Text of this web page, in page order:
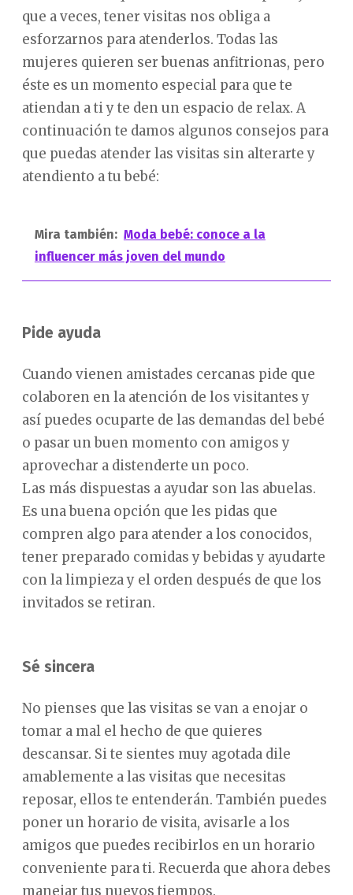
que a veces, tener visitas nos obliga a
esforzarnos para atenderlos. Todas las
mujeres quieren ser buenas anfitrionas, pero
éste es un momento especial para que te
atiendan a ti y te den un espacio de relax. A
continuación te damos algunos consejos para
que puedas atender las visitas sin alterarte y
atendiento a tu bebé:
Mira también: Moda bebé: conoce a la
influencer más joven del mundo
Pide ayuda
Cuando vienen amistades cercanas pide que
colaboren en la atención de los visitantes y
así puedes ocuparte de las demandas del bebé
o pasar un buen momento con amigos y
aprovechar a distenderte un poco.
Las más dispuestas a ayudar son las abuelas.
Es una buena opción que les pidas que
compren algo para atender a los conocidos,
tener preparado comidas y bebidas y ayudarte
con la limpieza y el orden después de que los
invitados se retiran.
Sé sincera
No pienses que las visitas se van a enojar o
tomar a mal el hecho de que quieres
descansar. Si te sientes muy agotada dile
amablemente a las visitas que necesitas
reposar, ellos te entenderán. También puedes
poner un horario de visita, avisarle a los
amigos que puedes recibirlos en un horario
conveniente para ti. Recuerda que ahora debes
manejar tus nuevos tiempos.